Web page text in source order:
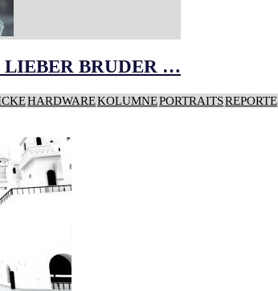
BRUDER …
HARDWAREKOLUMNEPORTRAITSREPORTE